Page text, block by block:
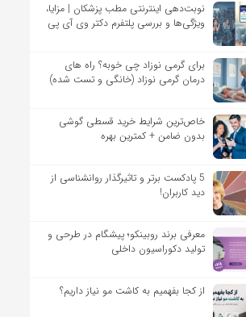
نوبت‌دهی اینترنتی مطب پزشکان | مزایا،
ویژگی‌ها و بررسی پلتفرم دکتر وی آی پی
برای گرمی نوزاد چی خوبه؟ راه های
درمان گرمی نوزاد (خانگی و تست شده)
خاص‌ترین شرایط خرید قسطی گوشی
بدون ضامن + کمترین بهره
5 پادکست برتر و تاثیرگذار روانشناسی از
دید کاربران!
معرفی برند روبینکو؛ پیشگام در طرحی و
تولید دکوراسیون داخلی
از کجا بفهمیم به کاشت مو نیاز داریم؟